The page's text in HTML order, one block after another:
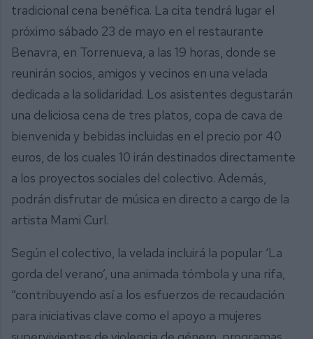
tradicional cena benéfica. La cita tendrá lugar el
próximo sábado 23 de mayo en el restaurante
Benavra, en Torrenueva, a las 19 horas, donde se
reunirán socios, amigos y vecinos en una velada
dedicada a la solidaridad. Los asistentes degustarán
una deliciosa cena de tres platos, copa de cava de
bienvenida y bebidas incluidas en el precio por 40
euros, de los cuales 10 irán destinados directamente
a los proyectos sociales del colectivo. Además,
podrán disfrutar de música en directo a cargo de la
artista Mami Curl.
Según el colectivo, la velada incluirá la popular ‘La
gorda del verano’, una animada tómbola y una rifa,
“contribuyendo así a los esfuerzos de recaudación
para iniciativas clave como el apoyo a mujeres